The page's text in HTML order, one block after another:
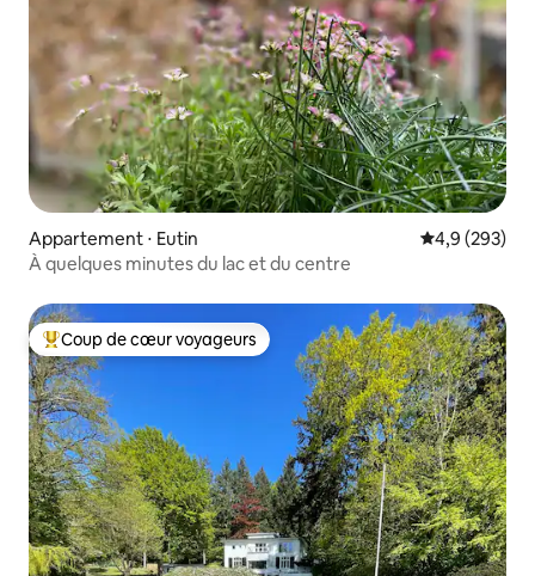
Appartement ⋅ Eutin Évaluation
4,9 (293)
À quelques minutes du lac et du centre
Coups de cœur voyageurs les plus appréciés
Coup de cœur voyageurs